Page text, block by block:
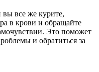
вы все же курите,
в крови и обращайте
Это поможет
и обратиться за